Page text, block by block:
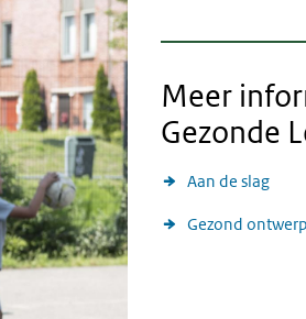
Meer
Gezonde
Aan de slag
Gezond